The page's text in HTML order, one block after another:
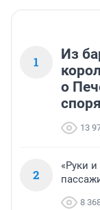
1
Из
о
13
2
«Руки
8